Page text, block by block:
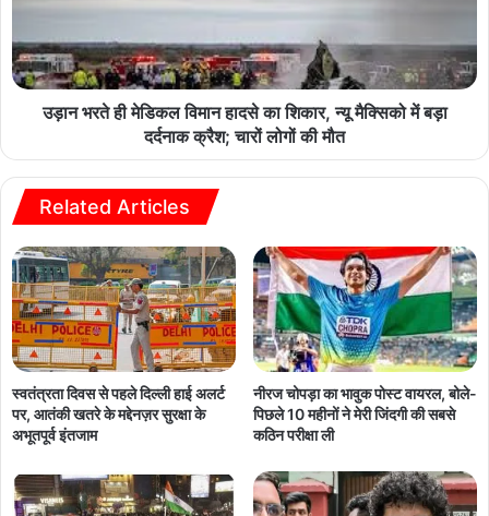
उड़ान भरते ही मेडिकल विमान हादसे का शिकार, न्यू मैक्सिको में बड़ा
दर्दनाक क्रैश; चारों लोगों की मौत
Related Articles
स्वतंत्रता दिवस से पहले दिल्ली हाई अलर्ट
पर, आतंकी खतरे के मद्देनज़र सुरक्षा के
अभूतपूर्व इंतजाम
नीरज चोपड़ा का भावुक पोस्ट वायरल, बोले-
पिछले 10 महीनों ने मेरी जिंदगी की सबसे
कठिन परीक्षा ली